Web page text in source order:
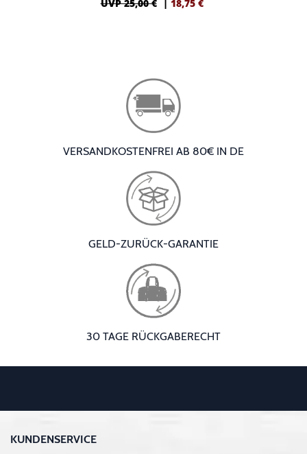
UVP 25,00 € | 18,75 €
VERSANDKOSTENFREI AB 80€ IN DE
GELD-ZURÜCK-GARANTIE
30 TAGE RÜCKGABERECHT
KUNDENSERVICE